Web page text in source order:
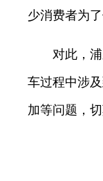
少消费者为
对此，浦东
车过程中涉
加等问题，